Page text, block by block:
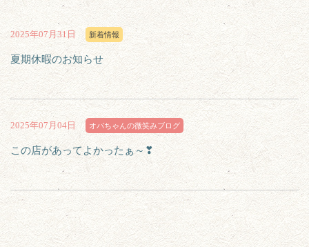
2025年07月31日 新着情報
夏期休暇のお知らせ
2025年07月04日 オバちゃんの微笑みブログ
この店があってよかったぁ～❣